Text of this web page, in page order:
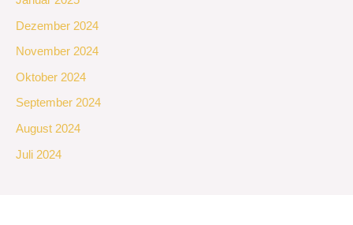
Dezember 2024
November 2024
Oktober 2024
September 2024
August 2024
Juli 2024